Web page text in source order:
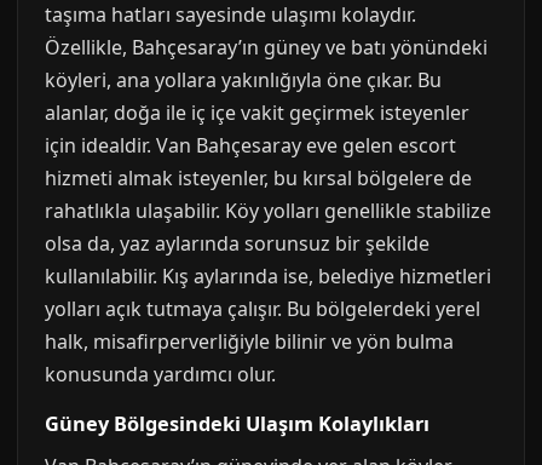
taşıma hatları sayesinde ulaşımı kolaydır.
Özellikle, Bahçesaray’ın güney ve batı yönündeki
köyleri, ana yollara yakınlığıyla öne çıkar. Bu
alanlar, doğa ile iç içe vakit geçirmek isteyenler
için idealdir. Van Bahçesaray eve gelen escort
hizmeti almak isteyenler, bu kırsal bölgelere de
rahatlıkla ulaşabilir. Köy yolları genellikle stabilize
olsa da, yaz aylarında sorunsuz bir şekilde
kullanılabilir. Kış aylarında ise, belediye hizmetleri
yolları açık tutmaya çalışır. Bu bölgelerdeki yerel
halk, misafirperverliğiyle bilinir ve yön bulma
konusunda yardımcı olur.
Güney Bölgesindeki Ulaşım Kolaylıkları